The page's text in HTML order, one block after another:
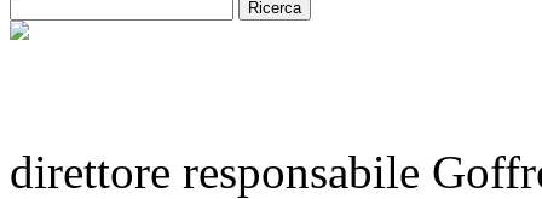
direttore responsabile